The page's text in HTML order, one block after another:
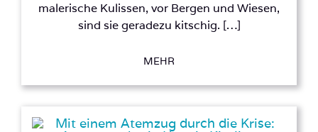
malerische Kulissen, vor Bergen und Wiesen,
sind sie geradezu kitschig. […]
MEHR